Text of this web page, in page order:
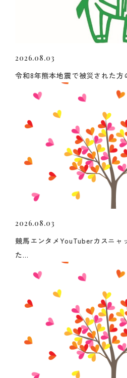
2026.08.03
令和8年熊本地震で被災された方
2026.08.03
競馬エンタメYouTuberカスニャ
た...